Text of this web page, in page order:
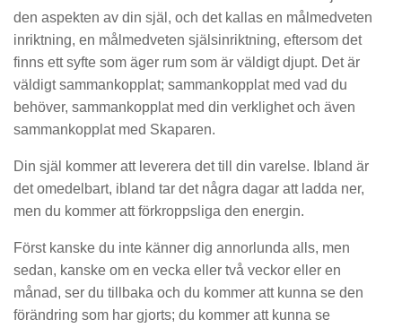
den aspekten av din själ, och det kallas en målmedveten
inriktning, en målmedveten själsinriktning, eftersom det
finns ett syfte som äger rum som är väldigt djupt. Det är
väldigt sammankopplat; sammankopplat med vad du
behöver, sammankopplat med din verklighet och även
sammankopplat med Skaparen.
Din själ kommer att leverera det till din varelse. Ibland är
det omedelbart, ibland tar det några dagar att ladda ner,
men du kommer att förkroppsliga den energin.
Först kanske du inte känner dig annorlunda alls, men
sedan, kanske om en vecka eller två veckor eller en
månad, ser du tillbaka och du kommer att kunna se den
förändring som har gjorts; du kommer att kunna se